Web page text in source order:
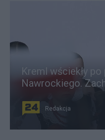
Kreml wściekły
Nawrockiego.
Redakcja